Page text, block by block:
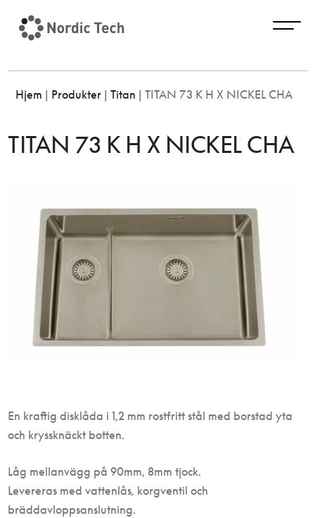
Hjem | Produkter| Titan | TITAN 73 K H X NICKEL CHA
TITAN 73 K H X NICKEL CHA
En kraftig disklåda i 1,2 mm rostfritt stål med borstad yta
och kryssknäckt botten.
Låg mellanvägg på 90mm, 8mm tjock.
Levereras med vattenlås, korgventil och
bräddavloppsanslutning.